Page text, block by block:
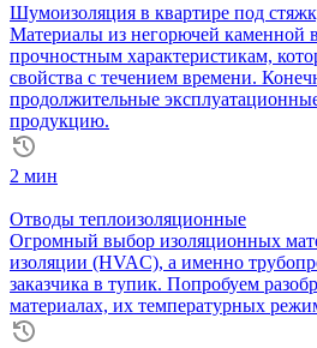
Шумоизоляция в квартире под
Материалы из негорючей каменной
прочностным характеристикам,
свойства с течением времени.
продолжительные
продукцию.
2 мин
Отводы теплоизоляционные
Огромный выбор изоляционных
изоляции (HVAC), а именно
заказчика в тупик. Попробуем
материалах, их температурных